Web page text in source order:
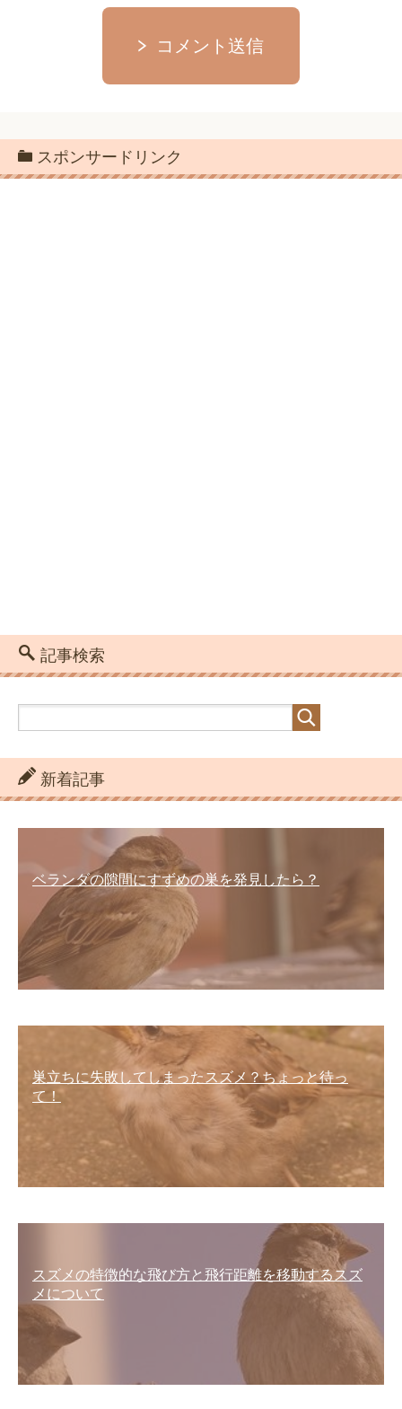
コメント送信
スポンサードリンク
記事検索
新着記事
ベランダの隙間にすずめの巣を発見したら？
巣立ちに失敗してしまったスズメ？ちょっと待っ
て！
スズメの特徴的な飛び方と飛行距離を移動するスズ
メについて